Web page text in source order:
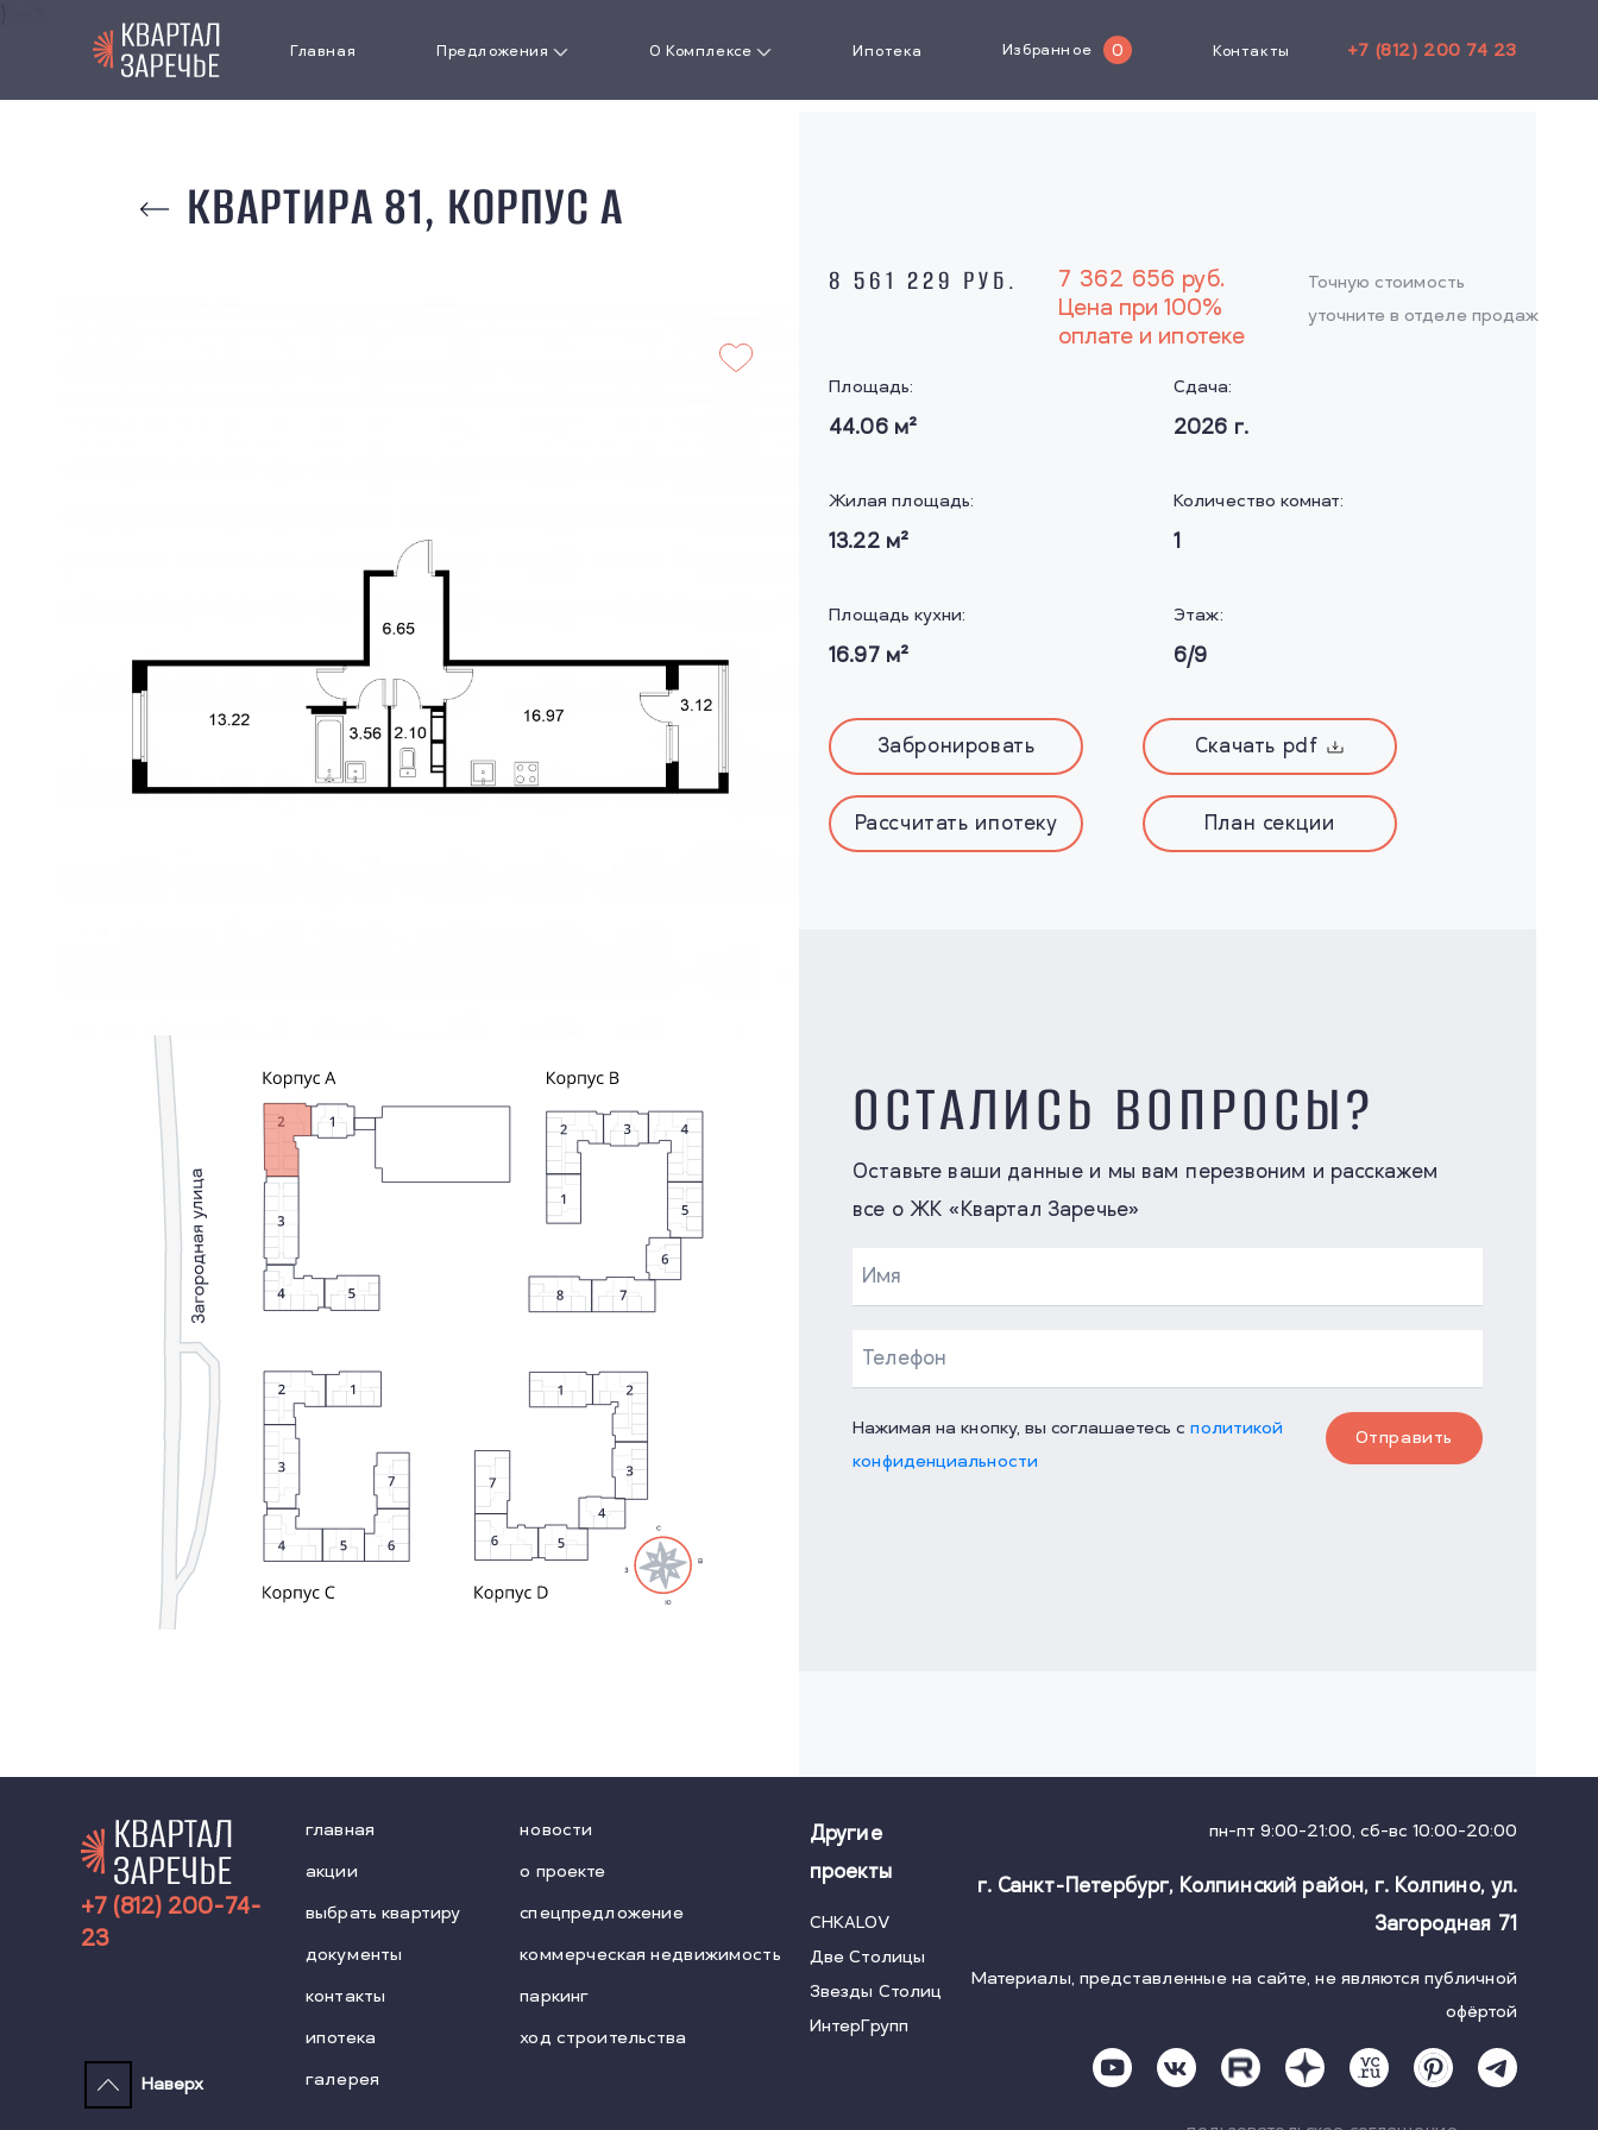
Главная Предложения
Коммерческая
недвижимость
О Комплексе Ипотека Избранное 0 Контакты +7 (812) 200 74 23
КВАРТИРА 81, КОРПУС A
8 561 229 РУБ. 7 362 656 руб.
Цена при 100%
оплате и ипотеке
Точную стоимость
уточните в отделе продаж
Площадь:
44.06м²
Сдача:
2026 г.
Жилая площадь:
13.22м²
Количество комнат:
1
Площадь кухни:
16.97м²
Этаж:
6/9
Забронировать Скачать pdf
Рассчитать ипотеку План секции
ОСТАЛИСЬ ВОПРОСЫ?
Оставьте ваши данные и мы вам перезвоним и расскажем
все о ЖК «Квартал Заречье»
Нажимая на кнопку, вы соглашаетесь сполитикой
конфиденциальности
Отправить
+7 (812) 200-74-
23
главная новости
акции о проекте
выбрать квартиру спецпредложение
документы коммерческая недвижимость
контакты паркинг
ипотека ход строительства
галерея
Другие
проекты
CHKALOV
Две Столицы
Звезды Столиц
ИнтерГрупп
пн-пт 9:00-21:00, сб-вс 10:00-20:00
г. Санкт-Петербург, Колпинский район, г. Колпино, ул.
Загородная 71
Материалы, представленные на сайте, не являются публичной
офёртой
Наверх